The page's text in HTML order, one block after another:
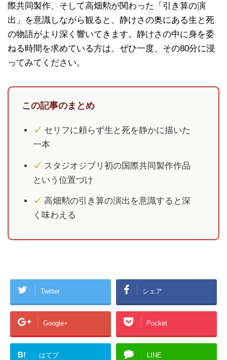
際共同製作、そして高畑勲が関わった「引き算の演
出」を意識しながら観ると、静けさの奥にある生と死
の物語がより深く響いてきます。静けさの中に身を委
ねる時間を求めている方は、ぜひ一度、その80分に浸
ってみてください。
この記事のまとめ
✓ セリフに頼らず生と死を静かに描いた
一本
✓ スタジオジブリ初の国際共同製作作品
という位置づけ
✓ 高畑勲の引き算の演出を意識すると深
く味わえる
Twitter シェア
Google+ Pocket
B! はてブ LINE